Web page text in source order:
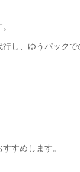
し、ゆうパック
すめします。